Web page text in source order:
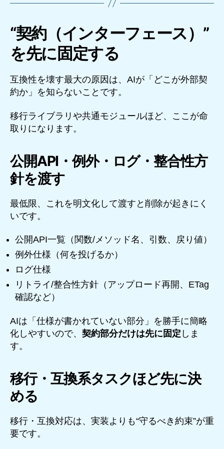
“契約（インターフェース）”
を先に固定する
互換性を壊す最大の原因は、AIが「どこが外部契
約か」を知らないことです。
移行ライブラリや共通モジュールほど、ここが命
取りになります。
公開API・例外・ログ・整合性方
針を渡す
最低限、これを明文化して渡すと削除が起きにく
いです。
公開API一覧（関数/メソッド名、引数、戻り値）
例外仕様（何を投げるか）
ログ仕様
リトライ/整合性方針（アップロード再開、ETag
確認など）
AIは「仕様が書かれていない部分」を勝手に簡略
化しやすいので、 契約部分だけは先に固定 しま
す。
移行・互換系タスクほど先に決
める
移行・互換対応は、実装よりも“守るべき約束”が重
要です。